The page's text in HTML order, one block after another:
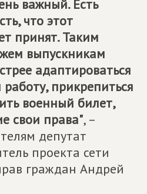
важный. Есть
что этот
принят. Таким
выпускникам
адаптироваться
прикрепиться
военный билет,
свои права", –
депутат
проекта сети
граждан Андрей